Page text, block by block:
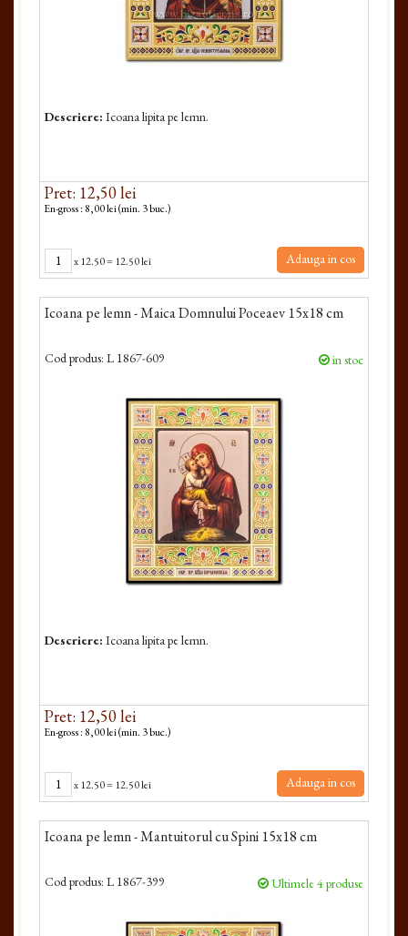
Descriere: Icoana lipita pe lemn.
Pret: 12,50 lei
En-gross : 8,00 lei (min. 3 buc.)
x12.50= 12.50 lei Adauga in cos
Icoana pe lemn - Maica Domnului Poceaev 15x18 cm
Cod produs: L 1867-609 in stoc
Descriere: Icoana lipita pe lemn.
Pret: 12,50 lei
En-gross : 8,00 lei (min. 3 buc.)
x12.50= 12.50 lei Adauga in cos
Icoana pe lemn - Mantuitorul cu Spini 15x18 cm
Cod produs: L 1867-399 Ultimele 4 produse